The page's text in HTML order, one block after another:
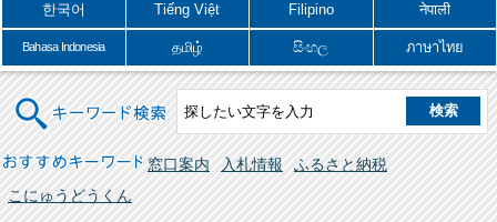
한국어 Tiếng Việt Filipino नेपाली
Bahasa Indonesia தமிழ் සිංහල ภาษาไทย
キーワード検索
おすすめキーワード 窓口案内 入札情報
ふるさと納税
こにゅうどうくん